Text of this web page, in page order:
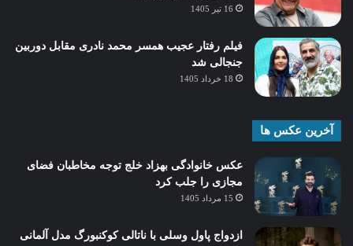
16 تیر 1405
فیلم رفتار عجیب همسر محمد نادری مقابل دوربین
جنجالی شد
18 خرداد 1405
آخرین عکس ها
عکس خانوادگی بهزاد خلج توجه مخاطبان فضای
مجازی را جلب کرد
15 مرداد 1405
ازدواج پاول وسلی با ناتالی کوکنبورگ مدل آلمانی